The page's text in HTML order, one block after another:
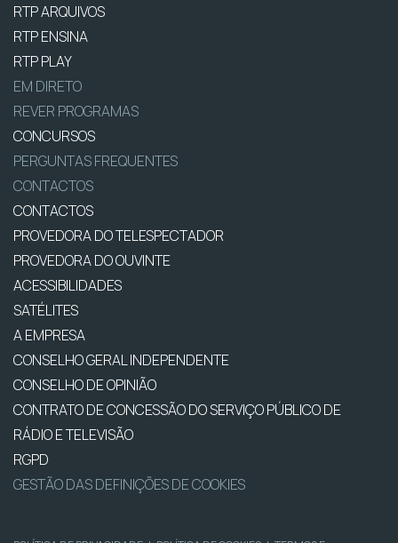
RTP ARQUIVOS
RTP ENSINA
RTP PLAY
EM DIRETO
REVER PROGRAMAS
CONCURSOS
PERGUNTAS FREQUENTES
CONTACTOS
CONTACTOS
PROVEDORA DO TELESPECTADOR
PROVEDORA DO OUVINTE
ACESSIBILIDADES
SATÉLITES
A EMPRESA
CONSELHO GERAL INDEPENDENTE
CONSELHO DE OPINIÃO
CONTRATO DE CONCESSÃO DO SERVIÇO PÚBLICO DE
RÁDIO E TELEVISÃO
RGPD
GESTÃO DAS DEFINIÇÕES DE COOKIES